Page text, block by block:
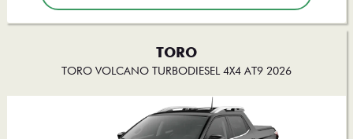
TORO
TORO VOLCANO TURBODIESEL 4X4 AT9 2026